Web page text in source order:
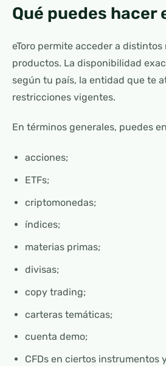
Qué puedes hacer
eToro permite acceder a distintos
productos. La disponibilidad
según tu país, la entidad que te
restricciones vigentes.
En términos generales, puedes
acciones;
ETFs;
criptomonedas;
índices;
materias primas;
divisas;
copy trading;
carteras temáticas;
cuenta demo;
CFDs en ciertos instrumentos